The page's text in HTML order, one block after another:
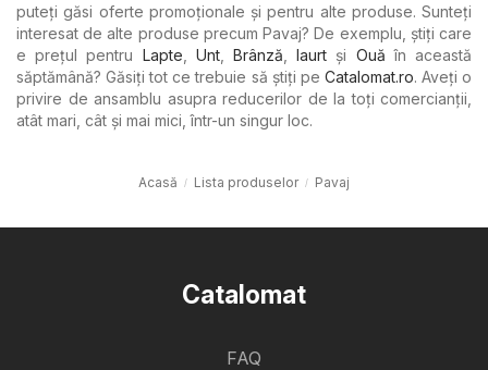
puteți găsi oferte promoționale și pentru alte produse. Sunteți
interesat de alte produse precum Pavaj? De exemplu, știți care
e prețul pentru Lapte Unt,Brânză ,Iaurt şi Ouă în această
săptămână? Găsiți tot ce trebuie să știți pe Catalomat.ro. Aveți o
privire de ansamblu asupra reducerilor de la toți comercianții,
atât mari, cât și mai mici, într-un singur loc.
Acasă Lista produselor Pavaj
Catalomat
FAQ